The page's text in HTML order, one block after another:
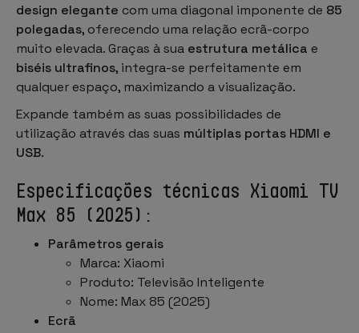
design elegante com uma diagonal imponente de 85
polegadas, oferecendo uma relação ecrã-corpo
muito elevada. Graças à sua estrutura metálica e
biséis ultrafinos, integra-se perfeitamente em
qualquer espaço, maximizando a visualização.
Expande também as suas possibilidades de
utilização através das suas múltiplas portas HDMI e
USB.
Especificações técnicas Xiaomi TV
Max 85 (2025):
Parâmetros gerais
Marca: Xiaomi
Produto: Televisão Inteligente
Nome: Max 85 (2025)
Ecrã